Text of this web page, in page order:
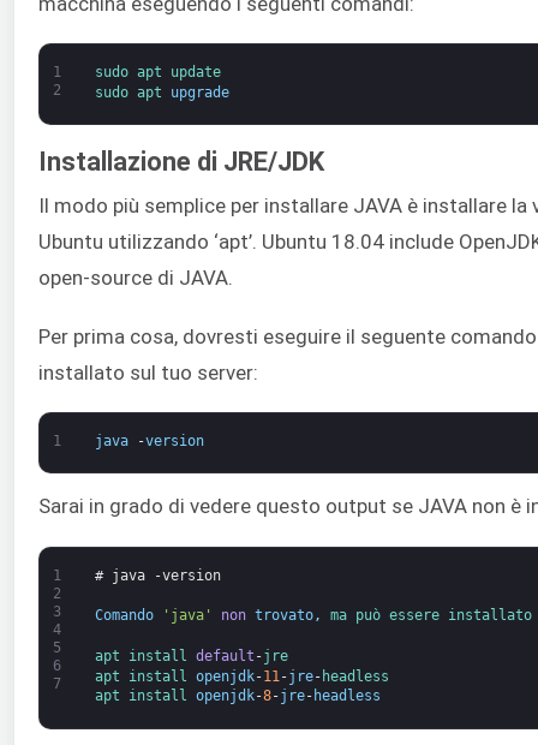
1
2
sudo apt
update
sudo apt upgrade
Installazione di JRE/JDK
Il modo più semplice per installare JAVA è installare
Ubuntu utilizzando ‘apt’. Ubuntu 18.04 include
open-source di JAVA.
Per prima cosa, dovresti eseguire il seguente
installato sul tuo server:
1 java -version
Sarai in grado di vedere questo output se JAVA non è
1
2
3
4
5
6
7
# java -version
Comando 'java' non trovato, ma può essere
apt install default -jre
apt
install openjdk-11 -jre- headless
apt
install openjdk-8-jre- headless